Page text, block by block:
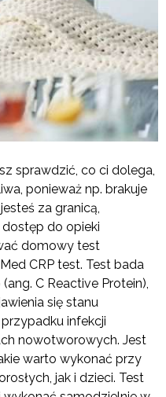
sprawdzić, co ci dolega,
ponieważ np. brakuje
za granicą,
do opieki
domowy test
CRP test. Test bada
C Reactive Protein),
się stanu
infekcji
nowotworowych. Jest
warto wykonać przy
jak i dzieci. Test